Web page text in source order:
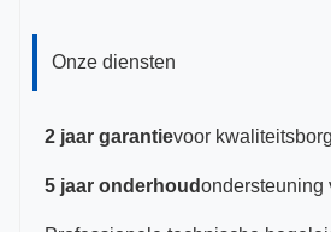
Onze diensten
2 jaar garantievoor
5 jaar onderhoudondersteuning